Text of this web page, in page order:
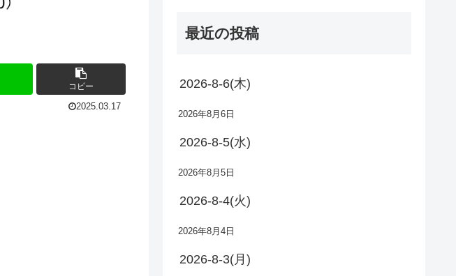
コピー
2025.03.17
最近の投稿
2026-8-6(木)
2026年8月6日
2026-8-5(水)
2026年8月5日
2026-8-4(火)
2026年8月4日
2026-8-3(月)